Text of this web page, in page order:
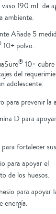
190 mL de
ambiente.
Añade 5
10+ polvo.
® 10+ cubre
del
adolescente:
para prevenir la
D para
fortalecer
para apoyar el
de los huesos.
para apoyar
energía.